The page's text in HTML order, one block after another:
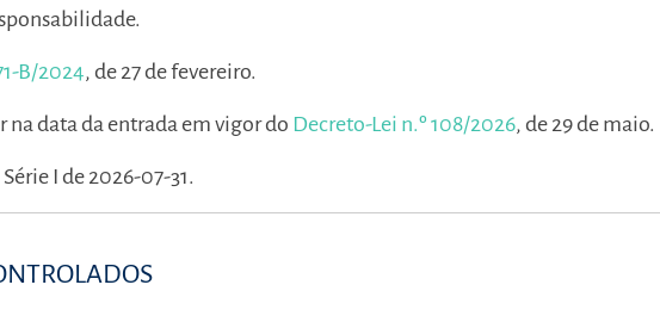
B/2024, de 27 de fevereiro.
na data da entrada em vigor do Decreto-Lei n.º 108/2026, de 29 de maio.
I de 2026-07-31.